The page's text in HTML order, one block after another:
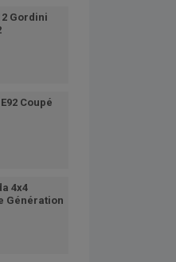
Gordini
Coupé
4x4
Génération